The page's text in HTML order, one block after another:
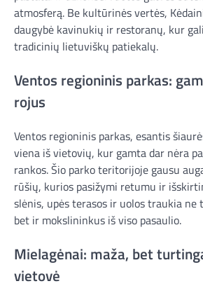
atmosferą. Be kultūrinės vertės,
daugybė kavinukių ir restoranų, kur
tradicinių lietuviškų patiekalų.
Ventos regioninis parkas:
rojus
Ventos regioninis parkas, esantis
viena iš vietovių, kur gamta dar nėra
rankos. Šio parko teritorijoje gausu
rūšių, kurios pasižymi retumu ir
slėnis, upės terasos ir uolos traukia
bet ir mokslininkus iš viso pasaulio.
Mielagėnai: maža, bet
vietovė